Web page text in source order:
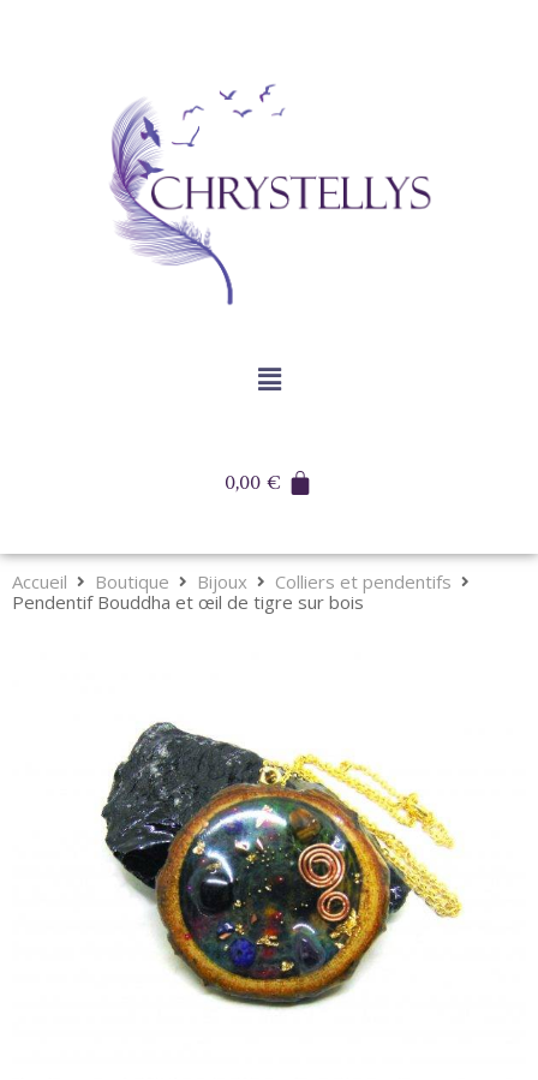
0,00€
Accueil Boutique Bijoux
Colliers et pendentifs
Pendentif Bouddha et œil de tigre sur bois